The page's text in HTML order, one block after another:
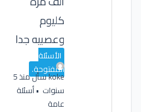
كليوم
وعصبيه جدا
الأسئلة
المفتوحة.
koke
سأل منذ 5
سنوات •أسئلة
عامة